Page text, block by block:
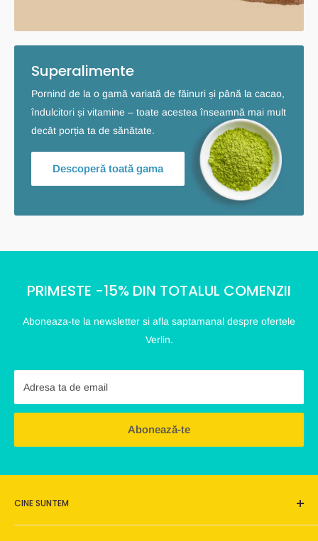
Superalimente
Pornind de la o gamă variată de făinuri și până la cacao,
îndulcitori și vitamine – toate acestea înseamnă mai mult
decât porția ta de sănătate.
Descoperă toată gama
PRIMESTE -15% DIN TOTALUL COMENZII
Aboneaza-te la newsletter si afla saptamanal despre ofertele
Verlin.
Adresa ta de email
Abonează-te
CINE SUNTEM